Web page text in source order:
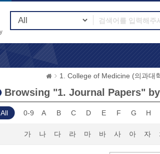
1. College of Medicine (의과대
Browsing "1. Journal Papers"
All 0-9 A B C D E F G H
가 나 다 라 마 바 사 아 자